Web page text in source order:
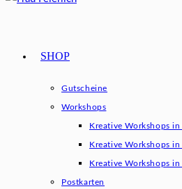
SHOP
Gutscheine
Workshops
Kreative Workshops in
Kreative Workshops in
Kreative Workshops in
Postkarten